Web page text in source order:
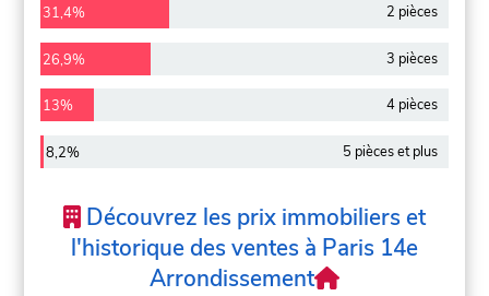
31,4% 2 pièces
26,9% 3 pièces
13% 4 pièces
8,2% 5 pièces et plus
Découvrez les prix immobiliers et
l'historique des ventes à Paris 14e
Arrondissement